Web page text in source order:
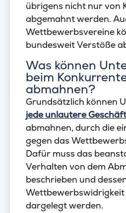
übrigens nicht nur von
abgemahnt werden.
Wettbewerbsvereine
bundesweit Verstöße
Was können
beim
abmahnen?
Grundsätzlich können
jede unlautere
abmahnen, durch die
gegen das
Dafür muss das
Verhalten von dem
beschrieben und
Wettbewerbswidrigkeit
dargelegt werden.